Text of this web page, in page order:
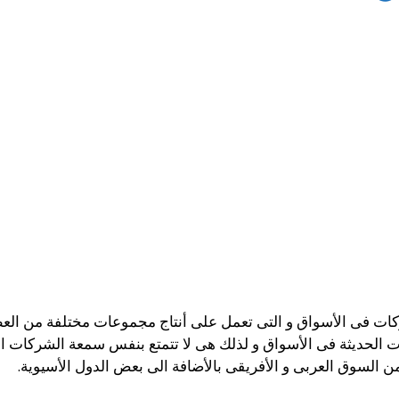
فى الأسواق و التى تعمل على أنتاج مجموعات مختلفة من
الحديثة فى الأسواق و لذلك هى لا تتمتع بنفس سمعة الشركات
العربى و الأفريقى بالأضافة الى بعض الدول الأسيوية.